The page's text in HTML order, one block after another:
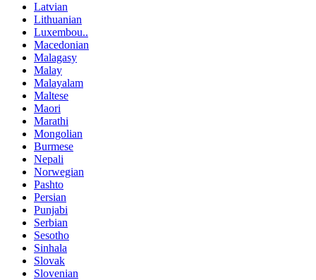
Latvian
Lithuanian
Luxembou..
Macedonian
Malagasy
Malay
Malayalam
Maltese
Maori
Marathi
Mongolian
Burmese
Nepali
Norwegian
Pashto
Persian
Punjabi
Serbian
Sesotho
Sinhala
Slovak
Slovenian